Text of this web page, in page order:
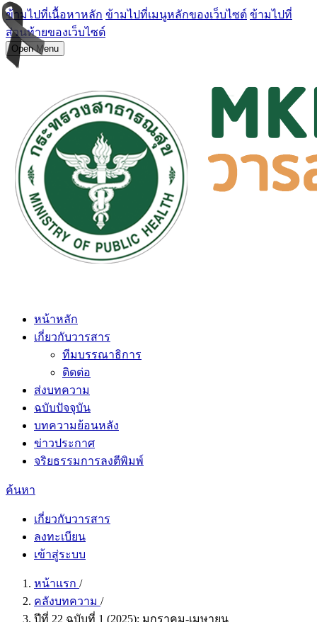
ข้ามไปที่เนื้อหาหลัก ข้ามไปที่เมนูหลักของเว็บไซต์ ข้ามไปที่
ส่วนท้ายของเว็บไซต์
Open Menu
หน้าหลัก
เกี่ยวกับวารสาร
ทีมบรรณาธิการ
ติดต่อ
ส่งบทความ
ฉบับปัจจุบัน
บทความย้อนหลัง
ข่าวประกาศ
จริยธรรมการลงตีพิมพ์
ค้นหา
เกี่ยวกับวารสาร
ลงทะเบียน
เข้าสู่ระบบ
หน้าแรก /
คลังบทความ /
ปีที่ 22 ฉบับที่ 1 (2025): มกราคม-เมษายน